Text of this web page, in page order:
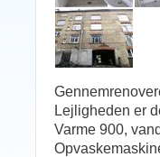
Lejligheden er
Varme 900,